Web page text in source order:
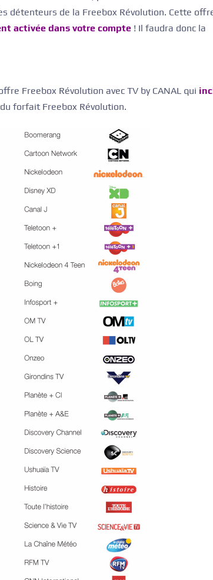
détenteurs de la Freebox Révolution. Cette
activée dans votre compte ! Il faudra donc la
Freebox Révolution avec TV by CANAL qui
forfait Freebox Révolution.